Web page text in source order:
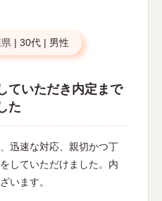
| 30代 | 男性
ていただき内定まで
た
迅速な対応、親切かつ丁
していただけました。内
います。